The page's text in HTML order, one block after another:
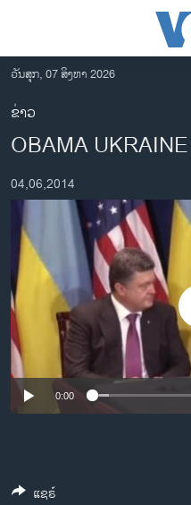
ເຂົ້າ
ຫາ
ຂ້າມ
ຂ້າມ
ໄປ
ຊອກ
ອາເມຣິກາ
ການເລືອກຕັ້ງ ປະທານາທີບໍດີ ສະ
ຂ່າວ​ຈີນ
ໂລກ
ເອເຊຍ
ອິດສະຫຼະພາບດ້ານການຂ່າວ
ຊີວິດຊາວລາວ
ຊຸມຊົນຊາວລາວ
ວິທະຍາສາດ-ເທັກໂນໂລຈີ
ພາສາອັງກິດ
ວັນສຸກ, 07 ສິງຫາ 2026
ຂ່າວ
OBAMA
04,06,2014
No media
0:00
ແຊຣ໌